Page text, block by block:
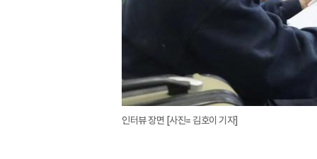
인터뷰 장면 [사진= 김호이 기자]